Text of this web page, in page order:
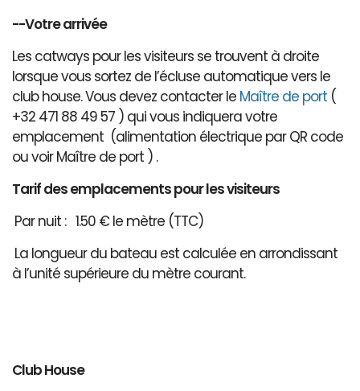
--Votre arrivée
Les catways pour les visiteurs se trouvent à droite
lorsque vous sortez de l’écluse automatique vers le
club house. Vous devez contacter le Maître de port (
+32 471 88 49 57 ) qui vous indiquera votre
emplacement (alimentation électrique par QR code
ou voir Maître de port ) .
Tarif des emplacements pour les visiteurs
Par nuit : 1.50 € le mètre (TTC)
La longueur du bateau est calculée en arrondissant
à l’unité supérieure du mètre courant.
Club House